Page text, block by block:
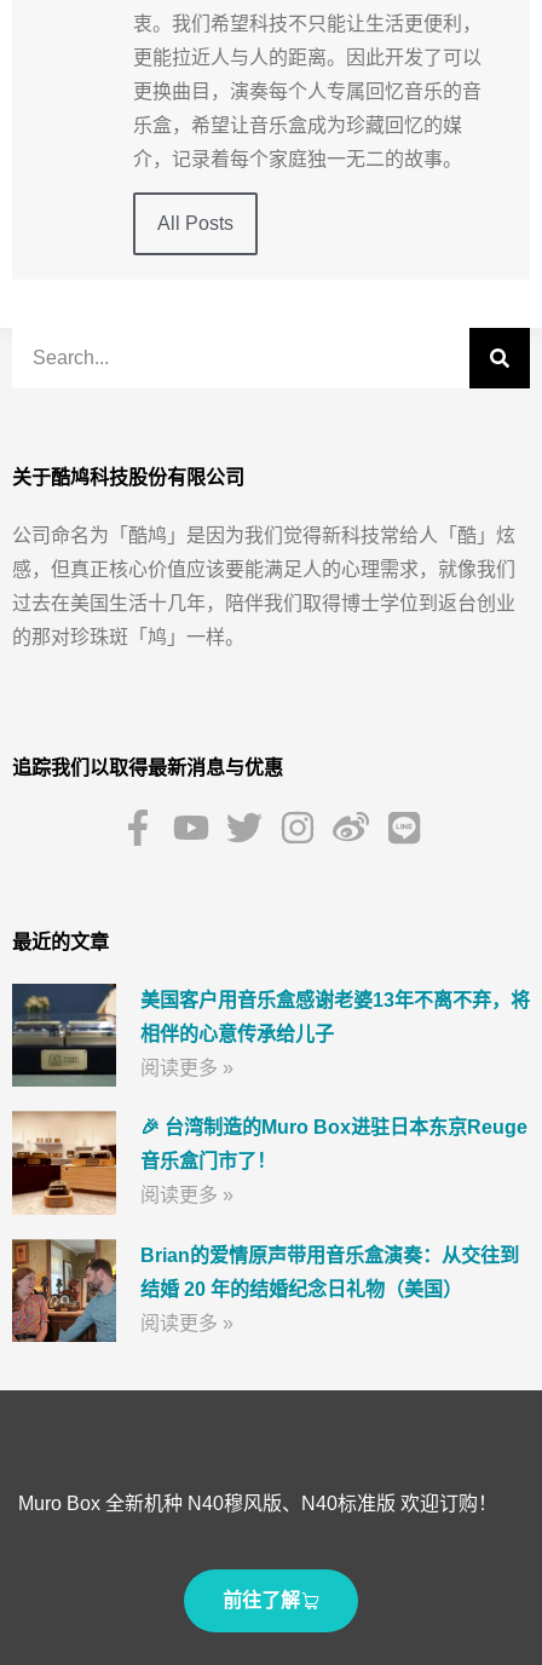
衷。我们希望科技不只能让生活更便利，
更能拉近人与人的距离。因此开发了可以
更换曲目，演奏每个人专属回忆音乐的音
乐盒，希望让音乐盒成为珍藏回忆的媒
介，记录着每个家庭独一无二的故事。
All Posts
关于酷鸠科技股份有限公司
公司命名为「酷鸠」是因为我们觉得新科技常给人「酷」炫
感，但真正核心价值应该要能满足人的心理需求，就像我们
过去在美国生活十几年，陪伴我们取得博士学位到返台创业
的那对珍珠斑「鸠」一样。
追踪我们以取得最新消息与优惠
最近的文章
美国客户用音乐盒感谢老婆13年不离不弃，将
相伴的心意传承给儿子
阅读更多 »
🎉 台湾制造的Muro Box进驻日本东京Reuge
音乐盒门市了！
阅读更多 »
Brian的爱情原声带用音乐盒演奏：从交往到
结婚 20 年的结婚纪念日礼物（美国）
阅读更多 »
Muro Box 全新机种 N40穆风版、N40标准版 欢迎订购！
前往了解